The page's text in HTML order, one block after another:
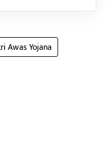
Awas Yojana